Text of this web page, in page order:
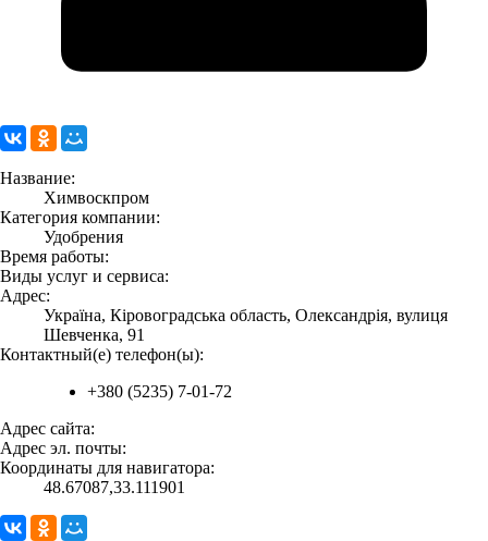
Название:
Химвоскпром
Категория компании:
Удобрения
Время работы:
Виды услуг и сервиса:
Адрес:
Україна, Кіровоградська область, Олександрія, вулиця
Шевченка, 91
Контактный(е) телефон(ы):
+380 (5235) 7-01-72
Адрес сайта:
Адрес эл. почты:
Координаты для навигатора:
48.67087,33.111901